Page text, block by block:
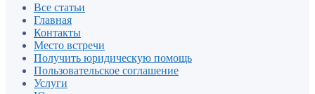
Все статьи
Главная
Контакты
Место встречи
Получить юридическую помощь
Пользовательское соглашение
Услуги